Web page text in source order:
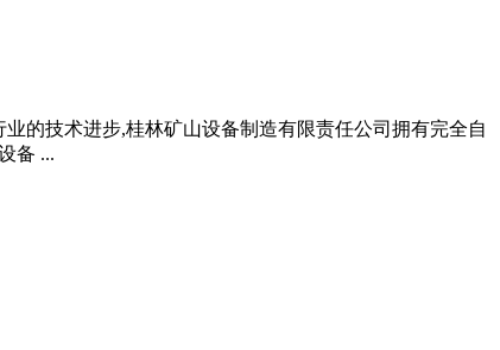
的技术进步,桂林矿山设备制造有限责任公司拥有完全自
备 ...